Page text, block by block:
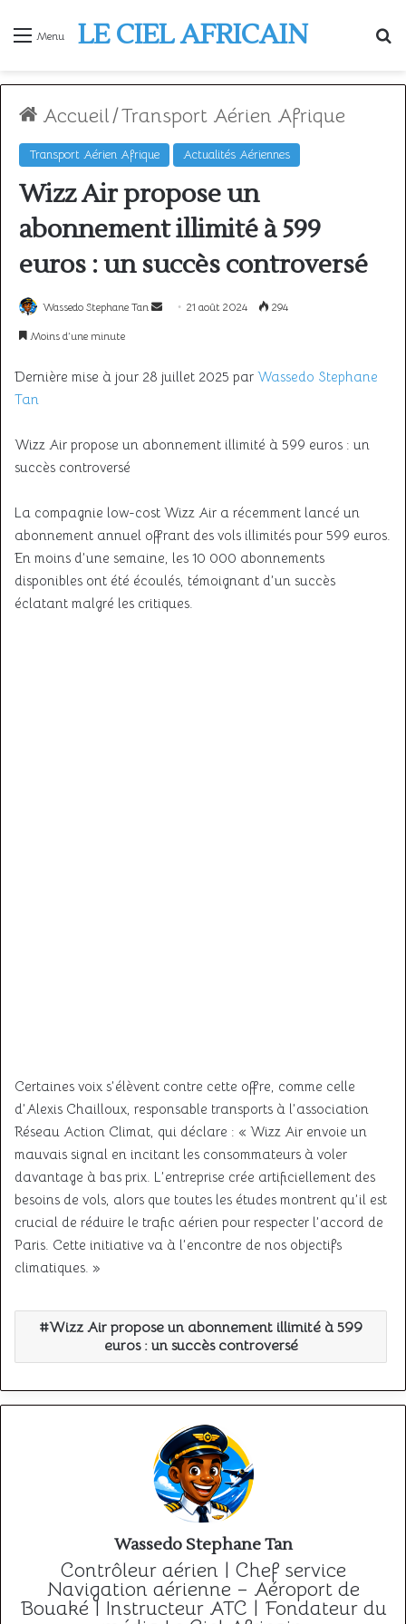
Menu LE CIEL AFRICAIN
Accueil/Transport Aérien Afrique
Transport Aérien Afrique Actualités Aériennes
Wizz Air propose un
abonnement illimité à 599
euros : un succès controversé
Wassedo Stephane Tan
Envoyer21 août 2024 294
Moins d’une minute
Dernière mise à jour 28 juillet 2025 par Wassedo Stephane
Tan
Wizz Air propose un abonnement illimité à 599 euros : un
succès controversé
La compagnie low-cost Wizz Air a récemment lancé un
abonnement annuel offrant des vols illimités pour 599 euros.
En moins d’une semaine, les 10 000 abonnements
disponibles ont été écoulés, témoignant d’un succès
éclatant malgré les critiques.
Certaines voix s’élèvent contre cette offre, comme celle
d’Alexis Chailloux, responsable transports à l’association
Réseau Action Climat, qui déclare : « Wizz Air envoie un
mauvais signal en incitant les consommateurs à voler
davantage à bas prix. L’entreprise crée artificiellement des
besoins de vols, alors que toutes les études montrent qu’il est
crucial de réduire le trafic aérien pour respecter l’accord de
Paris. Cette initiative va à l’encontre de nos objectifs
climatiques. »
Wizz Air propose un abonnement illimité à 599
euros : un succès controversé
Wassedo Stephane Tan
Contrôleur aérien | Chef service
Navigation aérienne – Aéroport de
Bouaké | Instructeur ATC | Fondateur du